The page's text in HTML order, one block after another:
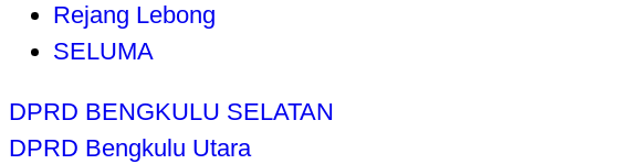
Rejang Lebong
SELUMA
DPRD BENGKULU SELATAN
DPRD Bengkulu Utara